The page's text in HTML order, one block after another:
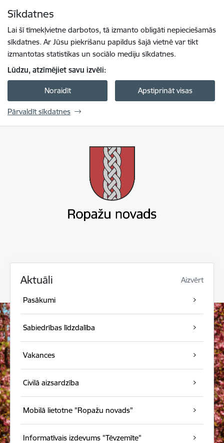
Sīkdatnes
Lai šī tīmekļvietne darbotos, tā izmanto obligāti nepieciešamās
sīkdatnes. Ar Jūsu piekrišanu papildus šajā vietnē var tikt
izmantotas statistikas un sociālo mediju sīkdatnes.
Lūdzu, atzīmējiet savu izvēli:
Noraidīt Apstiprināt visas
Pārvaldīt sīkdatnes
Aktuāli Aizvērt
Pasākumi
Sabiedrības līdzdalība
Vakances
Civilā aizsardzība
Mobilā lietotne "Ropažu novads"
Informatīvais izdevums "Tēvzemīte"